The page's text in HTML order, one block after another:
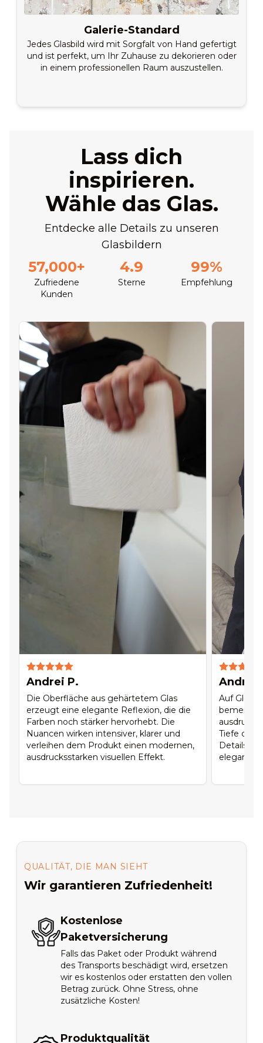
Galerie-Standard
Jedes Glasbild wird mit Sorgfalt von Hand gefertigt
und ist perfekt, um Ihr Zuhause zu dekorieren oder
in einem professionellen Raum auszustellen.
Lass dich
inspirieren.
Wähle das Glas.
Entdecke alle Details zu unseren
Glasbildern
57,000+ 4.9 99%
Zufriedene
Kunden
Sterne Empfehlung
Andrei P.
Die Oberfläche aus gehärtetem Glas
erzeugt eine elegante Reflexion, die die
Farben noch stärker hervorhebt. Die
Nuancen wirken intensiver, klarer und
verleihen dem Produkt einen modernen,
ausdrucksstarken visuellen Effekt.
Auf Glas
Tiefe der
Details
elegantes
QUALITÄT, DIE MAN SIEHT
Wir garantieren Zufriedenheit!
Kostenlose
Paketversicherung
Falls das Paket oder Produkt während
des Transports beschädigt wird, ersetzen
wir es kostenlos oder erstatten den vollen
Betrag zurück. Ohne Stress, ohne
zusätzliche Kosten!
Produktqualität